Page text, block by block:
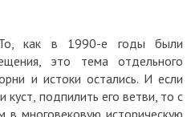
как в 1990-е годы были
это тема отдельного
и истоки остались. И если
подпилить его ветви, то с